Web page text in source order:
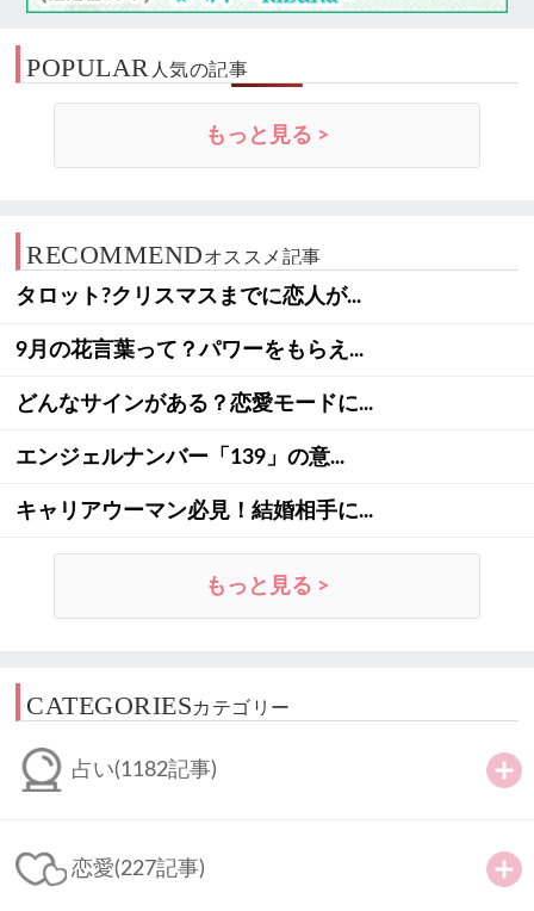
POPULAR 人気の記事
もっと見る >
RECOMMENDオススメ記事
タロット?クリスマスまでに恋人が...
9月の花言葉って？パワーをもらえ...
どんなサインがある？恋愛モードに...
エンジェルナンバー「139」の意...
キャリアウーマン必見！結婚相手に...
もっと見る >
CATEGORIESカテゴリー
占い(1182記事)
恋愛(227記事)